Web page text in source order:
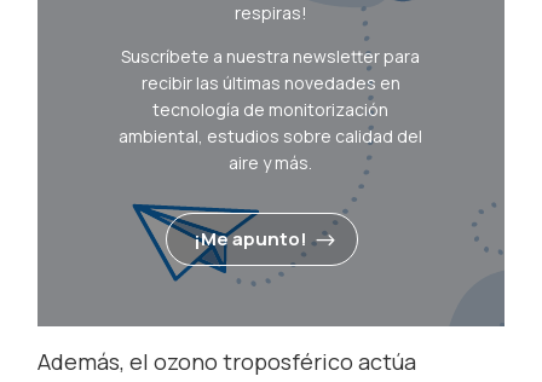
respiras!
Suscríbete a nuestra newsletter para
recibir las últimas novedades en
tecnología de monitorización
ambiental, estudios sobre calidad del
aire y más.
¡Me apunto!
Además, el ozono troposférico actúa